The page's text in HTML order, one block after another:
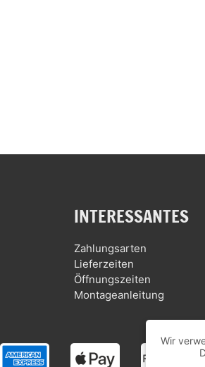
INTERESSANTES
Zahlungsarten
Lieferzeiten
Öffnungszeiten
Montageanleitung
Wir